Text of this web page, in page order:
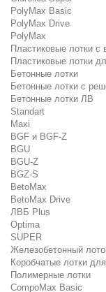
PolyMax Basic
PolyMax Drive
PolyMax
Пластиковые лотки с
Пластиковые лотки
Бетонные лотки
Бетонные лотки с
Бетонные лотки ЛВ
Standart
Maxi
BGF и BGF-Z
BGU
BGU-Z
BGZ-S
BetoMax
BetoMax Drive
ЛВБ Plus
Optima
SUPER
Железобетонный
Коробчатые лотки
Полимерные лотки
CompoMax Basic